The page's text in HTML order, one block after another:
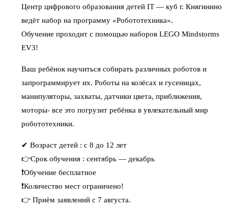
Центр цифрового образования детей IT — куб г. Княгинино
ведёт набор на программу «Робототехника».
Обучение проходит с помощью наборов LEGO Mindstorms
EV3!
Ваш ребёнок научиться собирать различных роботов и
запрограммирует их. Роботы на колёсах и гусеницах,
манипуляторы, захваты, датчики цвета, приближения,
моторы- все это погрузит ребёнка в увлекательный мир
робототехники.
✔ Возраст детей : с 8 до 12 лет
👉Срок обучения : сентябрь — декабрь
❗Обучение бесплатное
❗Количество мест ограничено!
👉 Приём заявлений с 7 августа.